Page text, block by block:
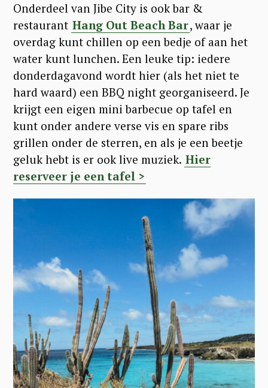
Onderdeel van Jibe City is ook bar &
restaurant Hang Out Beach Bar, waar je
overdag kunt chillen op een bedje of aan het
water kunt lunchen. Een leuke tip: iedere
donderdagavond wordt hier (als het niet te
hard waard) een BBQ night georganiseerd. Je
krijgt een eigen mini barbecue op tafel en
kunt onder andere verse vis en spare ribs
grillen onder de sterren, en als je een beetje
geluk hebt is er ook live muziek. Hier
reserveer je een tafel >